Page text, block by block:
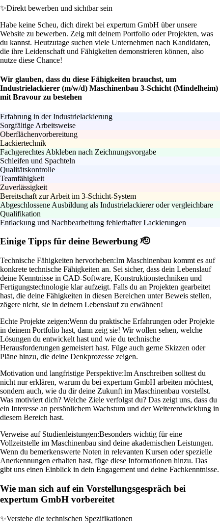
✨Direkt bewerben und sichtbar sein
Habe keine Scheu, dich direkt bei expertum GmbH über unsere
Website zu bewerben. Zeig mit deinem Portfolio oder Projekten, was
du kannst. Heutzutage suchen viele Unternehmen nach Kandidaten,
die ihre Leidenschaft und Fähigkeiten demonstrieren können, also
nutze diese Chance!
Wir glauben, dass du diese Fähigkeiten brauchst, um
Industrielackierer (m/w/d) Maschinenbau 3-Schicht (Mindelheim)
mit Bravour zu bestehen
Erfahrung in der Industrielackierung
Sorgfältige Arbeitsweise
Oberflächenvorbereitung
Lackiertechnik
Fachgerechtes Abkleben nach Zeichnungsvorgabe
Schleifen und Spachteln
Qualitätskontrolle
Teamfähigkeit
Zuverlässigkeit
Bereitschaft zur Arbeit im 3-Schicht-System
Abgeschlossene Ausbildung als Industrielackierer oder vergleichbare
Qualifikation
Entlackung und Nachbearbeitung fehlerhafter Lackierungen
Einige Tipps für deine Bewerbung 🫡
Technische Fähigkeiten hervorheben:Im Maschinenbau kommt es auf
konkrete technische Fähigkeiten an. Sei sicher, dass dein Lebenslauf
deine Kenntnisse in CAD-Software, Konstruktionstechniken und
Fertigungstechnologie klar aufzeigt. Falls du an Projekten gearbeitet
hast, die deine Fähigkeiten in diesen Bereichen unter Beweis stellen,
zögere nicht, sie in deinem Lebenslauf zu erwähnen!
Echte Projekte zeigen:Wenn du praktische Erfahrungen oder Projekte
in deinem Portfolio hast, dann zeig sie! Wir wollen sehen, welche
Lösungen du entwickelt hast und wie du technische
Herausforderungen gemeistert hast. Füge auch gerne Skizzen oder
Pläne hinzu, die deine Denkprozesse zeigen.
Motivation und langfristige Perspektive:Im Anschreiben solltest du
nicht nur erklären, warum du bei expertum GmbH arbeiten möchtest,
sondern auch, wie du dir deine Zukunft im Maschinenbau vorstellst.
Was motiviert dich? Welche Ziele verfolgst du? Das zeigt uns, dass du
ein Interesse an persönlichem Wachstum und der Weiterentwicklung in
diesem Bereich hast.
Verweise auf Studienleistungen:Besonders wichtig für eine
Vollzeitstelle im Maschinenbau sind deine akademischen Leistungen.
Wenn du bemerkenswerte Noten in relevanten Kursen oder spezielle
Anerkennungen erhalten hast, füge diese Informationen hinzu. Das
gibt uns einen Einblick in dein Engagement und deine Fachkenntnisse.
Wie man sich auf ein Vorstellungsgespräch bei
expertum GmbH vorbereitet
✨Verstehe die technischen Spezifikationen